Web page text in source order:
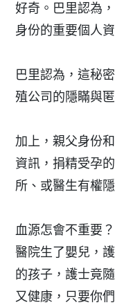
好奇。巴里認為
身份的重要個人資
巴里認為，這秘
殖公司的隱瞞與
加上，親父身份
資訊，捐精受孕
所、或醫生有權隱
血源怎會不重要
醫院生了嬰兒，
的孩子，護士竟
又健康，只要你